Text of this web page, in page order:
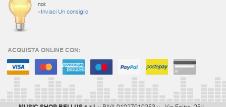
noi:
» Inviaci Un consiglio
ACQUISTA ONLINE CON: